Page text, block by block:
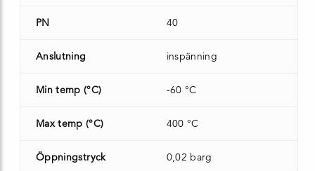
PN 40
Anslutning inspänning
Min temp (°C) -60 °C
Max temp (°C) 400 °C
Öppningstryck 0,02 barg